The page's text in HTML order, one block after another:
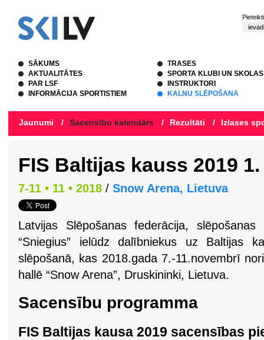
SĀKUMS
AKTUALITĀTES
PAR LSF
INFORMĀCIJA SPORTISTIEM
TRASES
SPORTA KLUBI UN SKOLAS
INSTRUKTORI
KALNU SLĒPOŠANA
Jaunumi / Sacensību kalendārs / Rezultāti / Izlases
FIS Baltijas kauss 2019
7-11 • 11 • 2018 / Snow Arena, Lietuva
Latvijas Slēpošanas federācija,
“Sniegius” ielūdz dalībniekus uz Baltijas
slēpošanā, kas 2018.gada 7.-11.novembrī
hallē “Snow Arena”, Druskininki, Lietuva.
Sacensību programma
FIS Baltijas kausa 2019 sacensības